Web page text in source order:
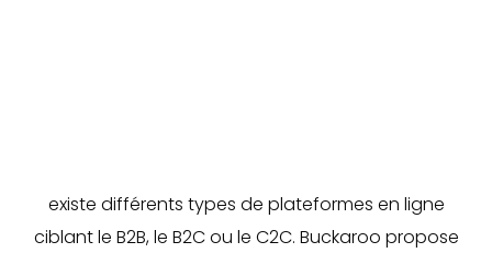
existe différents types de plateformes en ligne
ciblant le B2B, le B2C ou le C2C. Buckaroo propose